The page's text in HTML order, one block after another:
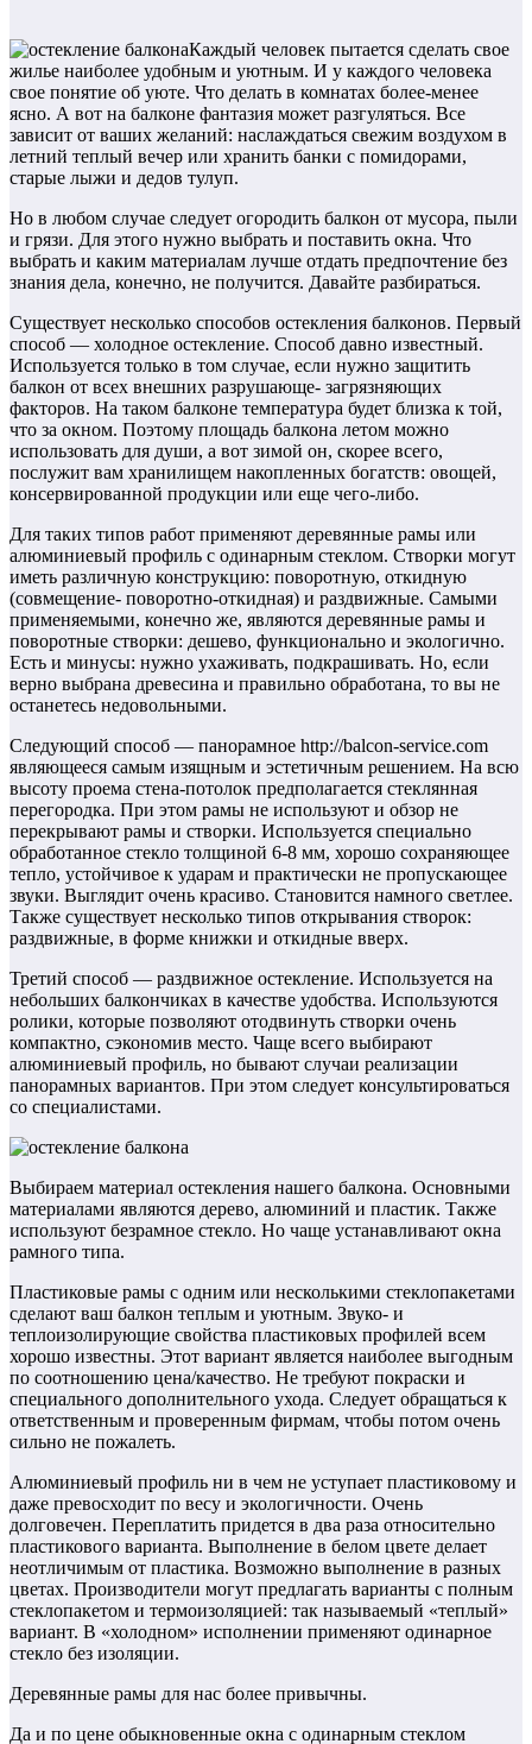
Каждый человек пытается сделать свое
жилье наиболее удобным и уютным. И у каждого человека
свое понятие об уюте. Что делать в комнатах более-менее
ясно. А вот на балконе фантазия может разгуляться. Все
зависит от ваших желаний: наслаждаться свежим воздухом в
летний теплый вечер или хранить банки с помидорами,
старые лыжи и дедов тулуп.
Но в любом случае следует огородить балкон от мусора, пыли
и грязи. Для этого нужно выбрать и поставить окна. Что
выбрать и каким материалам лучше отдать предпочтение без
знания дела, конечно, не получится. Давайте разбираться.
Существует несколько способов остекления балконов. Первый
способ — холодное остекление. Способ давно известный.
Используется только в том случае, если нужно защитить
балкон от всех внешних разрушающе- загрязняющих
факторов. На таком балконе температура будет близка к той,
что за окном. Поэтому площадь балкона летом можно
использовать для души, а вот зимой он, скорее всего,
послужит вам хранилищем накопленных богатств: овощей,
консервированной продукции или еще чего-либо.
Для таких типов работ применяют деревянные рамы или
алюминиевый профиль с одинарным стеклом. Створки могут
иметь различную конструкцию: поворотную, откидную
(совмещение- поворотно-откидная) и раздвижные. Самыми
применяемыми, конечно же, являются деревянные рамы и
поворотные створки: дешево, функционально и экологично.
Есть и минусы: нужно ухаживать, подкрашивать. Но, если
верно выбрана древесина и правильно обработана, то вы не
останетесь недовольными.
Следующий способ — панорамное http://balcon-service.com
являющееся самым изящным и эстетичным решением. На всю
высоту проема стена-потолок предполагается стеклянная
перегородка. При этом рамы не используют и обзор не
перекрывают рамы и створки. Используется специально
обработанное стекло толщиной 6-8 мм, хорошо сохраняющее
тепло, устойчивое к ударам и практически не пропускающее
звуки. Выглядит очень красиво. Становится намного светлее.
Также существует несколько типов открывания створок:
раздвижные, в форме книжки и откидные вверх.
Третий способ — раздвижное остекление. Используется на
небольших балкончиках в качестве удобства. Используются
ролики, которые позволяют отодвинуть створки очень
компактно, сэкономив место. Чаще всего выбирают
алюминиевый профиль, но бывают случаи реализации
панорамных вариантов. При этом следует консультироваться
со специалистами.
Выбираем материал остекления нашего балкона. Основными
материалами являются дерево, алюминий и пластик. Также
используют безрамное стекло. Но чаще устанавливают окна
рамного типа.
Пластиковые рамы с одним или несколькими стеклопакетами
сделают ваш балкон теплым и уютным. Звуко- и
теплоизолирующие свойства пластиковых профилей всем
хорошо известны. Этот вариант является наиболее выгодным
по соотношению цена/качество. Не требуют покраски и
специального дополнительного ухода. Следует обращаться к
ответственным и проверенным фирмам, чтобы потом очень
сильно не пожалеть.
Алюминиевый профиль ни в чем не уступает пластиковому и
даже превосходит по весу и экологичности. Очень
долговечен. Переплатить придется в два раза относительно
пластикового варианта. Выполнение в белом цвете делает
неотличимым от пластика. Возможно выполнение в разных
цветах. Производители могут предлагать варианты с полным
стеклопакетом и термоизоляцией: так называемый «теплый»
вариант. В «холодном» исполнении применяют одинарное
стекло без изоляции.
Деревянные рамы для нас более привычны.
Да и по цене обыкновенные окна с одинарным стеклом